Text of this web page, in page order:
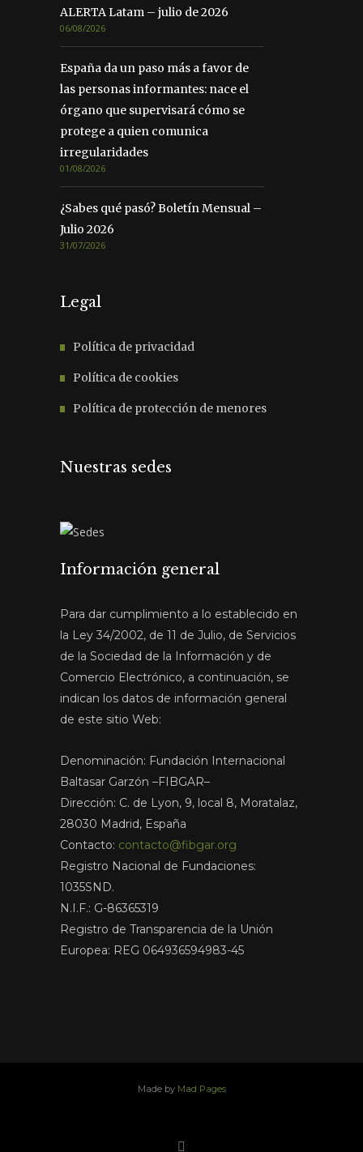
ALERTA Latam – julio de 2026
06/08/2026
España da un paso más a favor de
las personas informantes: nace el
órgano que supervisará cómo se
protege a quien comunica
irregularidades
01/08/2026
¿Sabes qué pasó? Boletín Mensual –
Julio 2026
31/07/2026
Legal
Política de privacidad
Política de cookies
Política de protección de menores
Nuestras sedes
Información general
Para dar cumplimiento a lo establecido en
la Ley 34/2002, de 11 de Julio, de Servicios
de la Sociedad de la Información y de
Comercio Electrónico, a continuación, se
indican los datos de información general
de este sitio Web:
Denominación: Fundación Internacional
Baltasar Garzón –FIBGAR–
Dirección: C. de Lyon, 9, local 8, Moratalaz,
28030 Madrid, España
Contacto: contacto@fibgar.org
Registro Nacional de Fundaciones:
1035SND.
N.I.F.: G-86365319
Registro de Transparencia de la Unión
Europea: REG 064936594983-45
Made by Mad Pages